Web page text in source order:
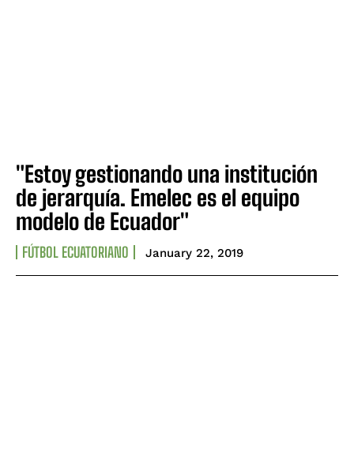
"Estoy gestionando una institución
de jerarquía. Emelec es el equipo
modelo de Ecuador"
FÚTBOL ECUATORIANO January 22, 2019